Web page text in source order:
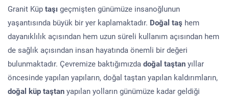
Granit Küp taşı geçmişten günümüze insanoğlunun
yaşantısında büyük bir yer kaplamaktadır. Doğal taş hem
dayanıklılık açısından hem uzun süreli kullanım açısından hem
de sağlık açısından insan hayatında önemli bir değeri
bulunmaktadır. Çevremize baktığımızda doğal taştan yıllar
öncesinde yapılan yapıların, doğal taştan yapılan kaldırımların,
doğal küp taştan yapılan yolların günümüze kadar geldiği